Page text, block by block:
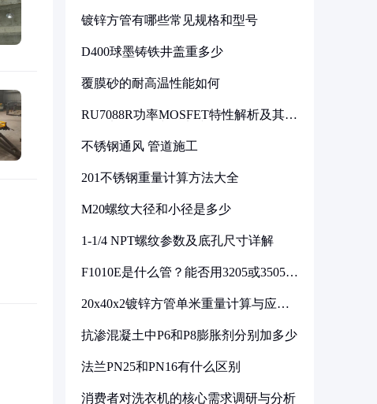
镀锌方管有哪些常见规格和型号
D400球墨铸铁井盖重多少
覆膜砂的耐高温性能如何
RU7088R功率MOSFET特性解析及其在
不锈钢通风 管道施工
201不锈钢重量计算方法大全
M20螺纹大径和小径是多少
1-1/4 NPT螺纹参数及底孔尺寸详解
F1010E是什么管？能否用3205或3505代
20x40x2镀锌方管单米重量计算与应用
抗渗混凝土中P6和P8膨胀剂分别加多少
法兰PN25和PN16有什么区别
消费者对洗衣机的核心需求调研与分析